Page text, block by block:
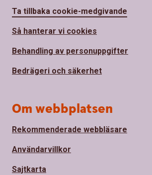
Ta tillbaka cookie-medgivande
Så hanterar vi cookies
Behandling av personuppgifter
Bedrägeri och säkerhet
Om webbplatsen
Rekommenderade webbläsare
Användarvillkor
Sajtkarta